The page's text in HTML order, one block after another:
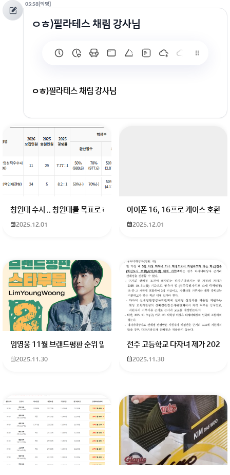
05:58[익명]
ㅇㅎ)필라테스 채림 강사님
ㅇㅎ)필라테스 채림 강사님
회원가입 혹은 광고 [X]를 누르면 내용이 보입니다
창원대 수시 .. 창원대를 목표로 하고 있는 09년생입니다 지금 제 내신이 5
2025.12.01
아이폰 16, 16프로 케이스 호환
2025.12.01
임영웅 11월 브랜드평판 순위 알고싶어요 임영웅 11월 브랜드평판에서
2025.11.30
전주 고등학교 다자녀 제가 2027
2025.11.30